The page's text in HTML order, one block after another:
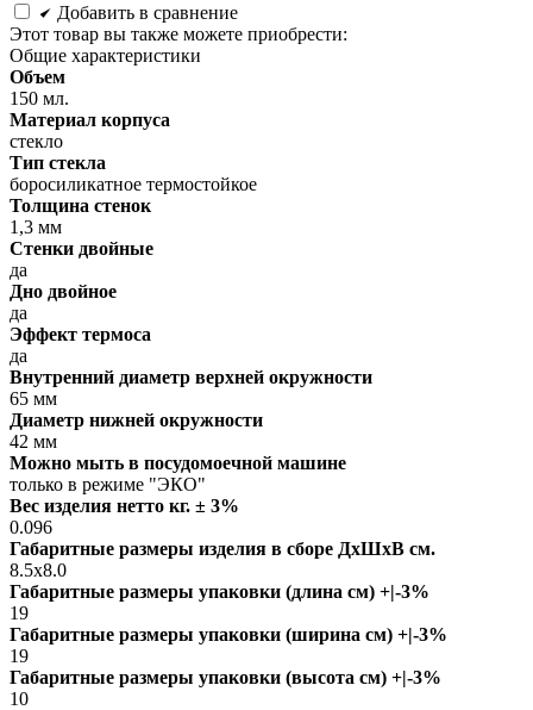
Добавить в сравнение
Этот товар вы также можете приобрести:
Общие характеристики
Объем
150 мл.
Материал корпуса
стекло
Тип стекла
боросиликатное термостойкое
Толщина стенок
1,3 мм
Стенки двойные
да
Дно двойное
да
Эффект термоса
да
Внутренний диаметр верхней окружности
65 мм
Диаметр нижней окружности
42 мм
Можно мыть в посудомоечной машине
только в режиме "ЭКО"
Вес изделия нетто кг. ± 3%
0.096
Габаритные размеры изделия в сборе ДxШxВ см.
8.5x8.0
Габаритные размеры упаковки (длина см) +|-3%
19
Габаритные размеры упаковки (ширина см) +|-3%
19
Габаритные размеры упаковки (высота см) +|-3%
10